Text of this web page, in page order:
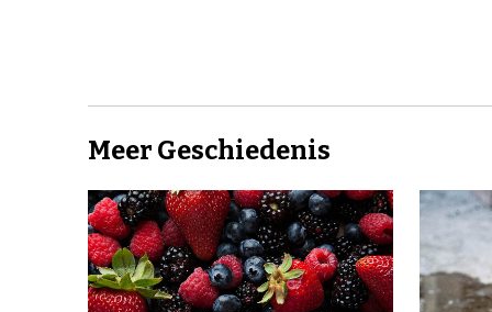
Meer Geschiedenis